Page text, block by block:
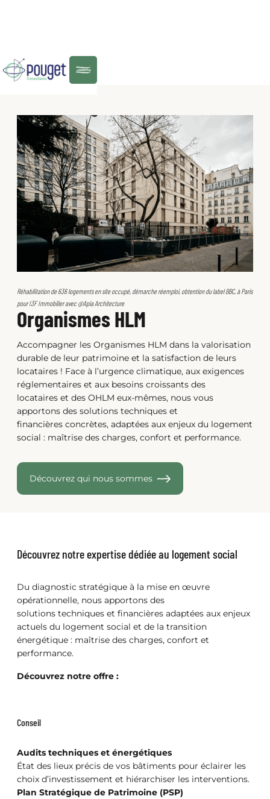
Menu
Organismes HLM
Accompagner les Organismes HLM dans la valorisation
durable de leur patrimoine et la satisfaction de leurs
locataires ! Face à l’urgence climatique, aux exigences
réglementaires et aux besoins croissants des
locataires et des OHLM eux-mêmes, nous vous
apportons des solutions techniques et
financières concrètes, adaptées aux enjeux du logement
social : maîtrise des charges, confort et performance.
Découvrez qui nous sommes
Réhabilitation de 636 logements en site occupé, démarche réemploi, obtention du label BBC, à Paris
pour I3F Immobilier avec @Apia Architecture
Découvrez notre expertise dédiée au logement social
Du diagnostic stratégique à la mise en œuvre
opérationnelle, nous apportons des
solutions techniques et financières adaptées aux enjeux
actuels du logement social et de la transition
énergétique : maîtrise des charges, confort et
performance.
Découvrez notre offre :
Conseil
Audits techniques et énergétiques
État des lieux précis de vos bâtiments pour éclairer les
choix d’investissement et hiérarchiser les interventions.
Plan Stratégique de Patrimoine (PSP)